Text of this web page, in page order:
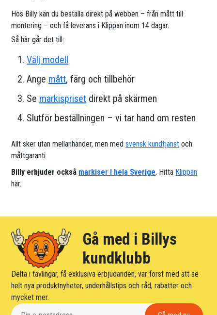
Hos Billy kan du beställa direkt på webben – från mått till
montering – och få leverans i Klippan inom 14 dagar.
Så här går det till:
Välj modell
Ange mått, färg och tillbehör
Se markispriset direkt på skärmen
Slutför beställningen – vi tar hand om resten
Allt sker utan mellanhänder, men medsvensk kundtjänst och
måttgaranti.
Billy erbjuder också markiser i hela Sverige. Hitta Klippan
här.
Gå med i Billys
kundklubb
Delta i tävlingar, få exklusiva erbjudanden, var först med att se
helt nya produktnyheter, underhållstips och råd, rabatter och
mycket mer.